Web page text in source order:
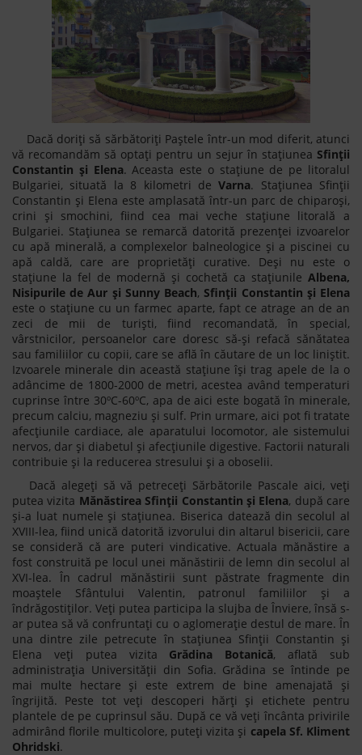
Dacă doriți să sărbătoriți Paștele într-un mod diferit, atunci
vă recomandăm să optați pentru un sejur în stațiunea Sfinții
Constantin și Elena. Aceasta este o stațiune de pe litoralul
Bulgariei, situată la 8 kilometri deVarna. Stațiunea Sfinții
Constantin și Elena este amplasată într-un parc de chiparoși,
crini și smochini, fiind cea mai veche stațiune litorală a
Bulgariei. Stațiunea se remarcă datorită prezenței izvoarelor
cu apă minerală, a complexelor balneologice și a piscinei cu
apă caldă, care are proprietăți curative. Deși nu este o
stațiune la fel de modernă și cochetă ca stațiunile Albena,
Nisipurile de Aur și Sunny Beach, Sfinții Constantin și Elena
este o stațiune cu un farmec aparte, fapt ce atrage an de an
zeci de mii de turiști, fiind recomandată, în special,
vârstnicilor, persoanelor care doresc să-și refacă sănătatea
sau familiilor cu copii, care se află în căutare de un loc liniștit.
Izvoarele minerale din această stațiune își trag apele de la o
adâncime de 1800-2000 de metri, acestea având temperaturi
cuprinse între 30ºC-60ºC, apa de aici este bogată în minerale,
precum calciu, magneziu și sulf. Prin urmare, aici pot fi tratate
afecțiunile cardiace, ale aparatului locomotor, ale sistemului
nervos, dar și diabetul și afecțiunile digestive. Factorii naturali
contribuie și la reducerea stresului și a oboselii.
Dacă alegeți să vă petreceți Sărbătorile Pascale aici, veți
putea vizita Mănăstirea Sfinții Constantin și Elena, după care
și-a luat numele și stațiunea. Biserica datează din secolul al
XVIII-lea, fiind unică datorită izvorului din altarul bisericii, care
se consideră că are puteri vindicative. Actuala mănăstire a
fost construită pe locul unei mănăstirii de lemn din secolul al
XVI-lea. În cadrul mănăstirii sunt păstrate fragmente din
moaștele Sfântului Valentin, patronul familiilor și a
îndrăgostiților. Veți putea participa la slujba de Înviere, însă s-
ar putea să vă confruntați cu o aglomerație destul de mare. În
una dintre zile petrecute în stațiunea Sfinții Constantin și
Elena veți putea vizita Grădina Botanică, aflată sub
administrația Universității din Sofia. Grădina se întinde pe
mai multe hectare și este extrem de bine amenajată și
îngrijită. Peste tot veți descoperi hărți și etichete pentru
plantele de pe cuprinsul său. După ce vă veți încânta privirile
admirând florile multicolore, puteți vizita și capela Sf. Kliment
Ohridski.